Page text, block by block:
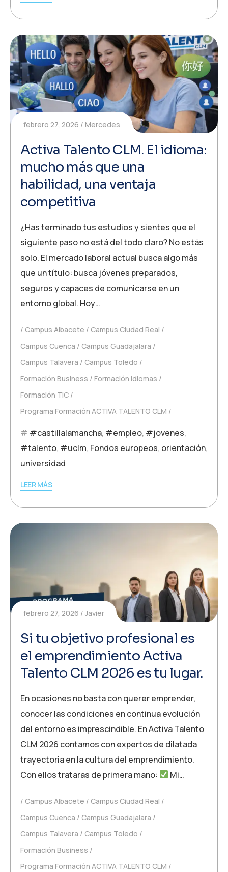
febrero 27, 2026 Mercedes
Activa Talento CLM. El idioma:
mucho más que una
habilidad, una ventaja
competitiva
¿Has terminado tus estudios y sientes que el
siguiente paso no está del todo claro? No estás
solo. El mercado laboral actual busca algo más
que un título: busca jóvenes preparados,
seguros y capaces de comunicarse en un
entorno global. Hoy…
Campus Albacete
Campus Ciudad Real
Campus Cuenca
Campus Guadajalara
Campus Talavera
Campus Toledo
Formación Business
Formación idiomas
Formación TIC
Programa Formación ACTIVA TALENTO CLM
#castillalamancha, #empleo, #jovenes,
#talento, #uclm, Fondos europeos, orientación,
universidad
LEER MÁS
febrero 27, 2026 Javier
Si tu objetivo profesional es
el emprendimiento Activa
Talento CLM 2026 es tu lugar.
En ocasiones no basta con querer emprender,
conocer las condiciones en continua evolución
del entorno es imprescindible. En Activa Talento
CLM 2026 contamos con expertos de dilatada
trayectoria en la cultura del emprendimiento.
Con ellos trataras de primera mano:
Mi…
Campus Albacete
Campus Ciudad Real
Campus Cuenca
Campus Guadajalara
Campus Talavera
Campus Toledo
Formación Business
Programa Formación ACTIVA TALENTO CLM